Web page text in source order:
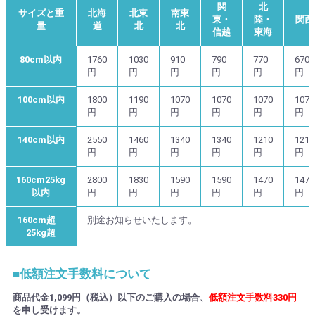
サイズと重
量
北海
道
北東
北
南東
北
関
東・
信越
北
陸・
東海
関西
80cm以内
1760
円
1030
円
910
円
790
円
770
円
670
円
100cm以内
1800
円
1190
円
1070
円
1070
円
1070
円
1070
円
140cm以内
2550
円
1460
円
1340
円
1340
円
1210
円
1210
円
160cm25kg
以内
2800
円
1830
円
1590
円
1590
円
1470
円
1470
円
160cm超
25kg超
別途お知らせいたします。
■低額注文手数料について
商品代金1,099円（税込）以下のご購入の場合、 低額注文手数料330円
を申し受けます。